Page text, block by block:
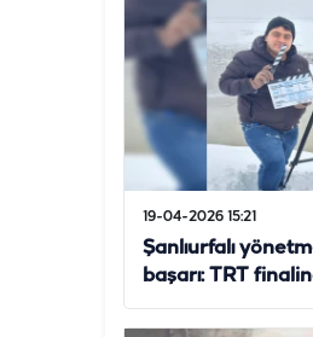
19-04-2026 15:21
Şanlıurfalı
başarı: TRT